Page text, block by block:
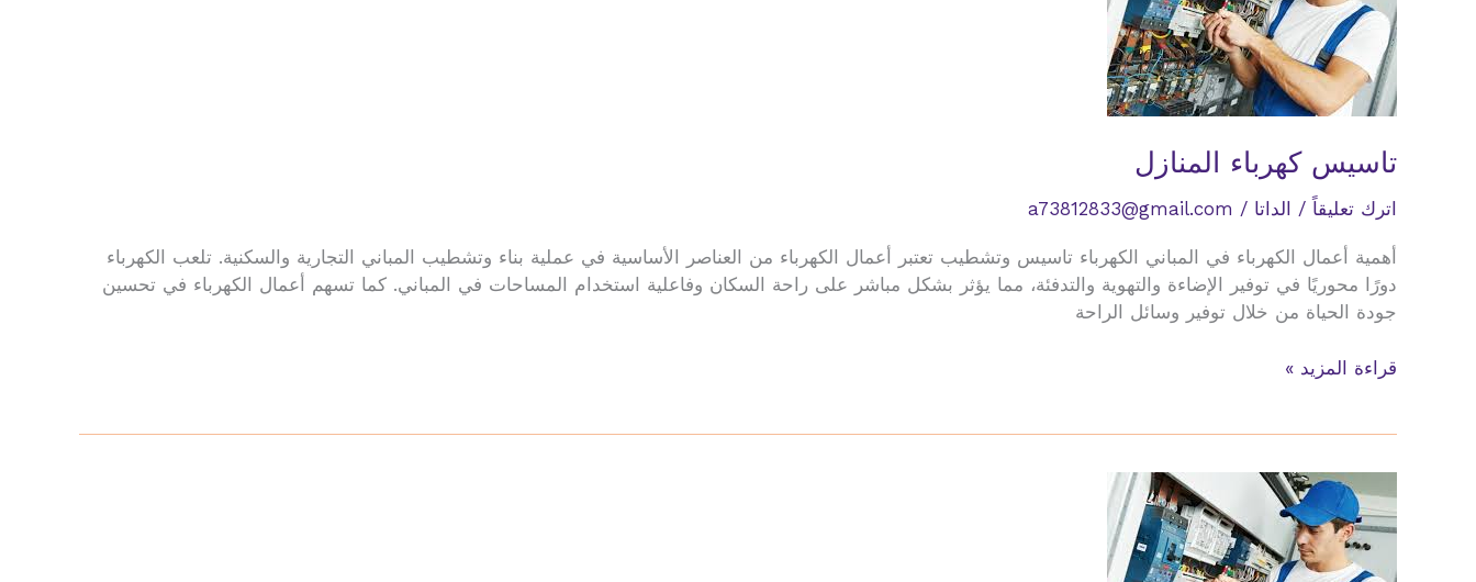
تاسيس كهرباء المنازل
اترك تعليقاً / الداتا /
a73812833@gmail.com
أهمية أعمال الكهرباء في المباني الكهرباء تاسيس وتشطيب تعتبر أعمال الكهرباء من العناصر الأساسية في عملية بناء وتشطيب المباني التجارية والسكنية. تلعب الكهرباء
دورًا محوريًا في توفير الإضاءة والتهوية والتدفئة، مما يؤثر بشكل مباشر على راحة السكان وفاعلية استخدام المساحات في المباني. كما تسهم أعمال الكهرباء في تحسين
جودة الحياة من خلال توفير وسائل الراحة
تاسيس
قراءة المزيد »